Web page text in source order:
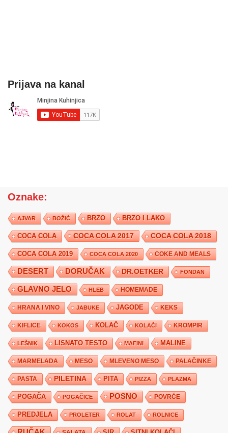
Prijava na kanal
Oznake:
AJVAR BOŽIĆ BRZO BRZO I LAKO
COCA COLA COCA COLA 2017 COCA COLA 2018
COCA COLA 2019 COCA COLA 2020 COKE AND MEALS
DESERT DORUČAK DR.OETKER FONDAN
GLAVNO JELO HLEB HOMEMADE
HRANA I VINO JABUKE JAGODE KEKS
KIFLICE KOKOS KOLAČ KOLAČI KROMPIR
LEŠNIK LISNATO TESTO MAFINI MALINE
MARMELADA MESO MLEVENO MESO PALAČINKE
PASTA PILETINA PITA PIZZA PLAZMA
POGAČA POGAČICE POSNO POVRĆE
PREDJELA PROLETER ROLAT ROLNICE